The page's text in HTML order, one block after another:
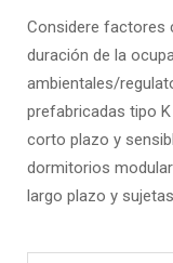
Considere factores
duración de la
ambientales/
prefabricadas tipo
corto plazo y
dormitorios
largo plazo y